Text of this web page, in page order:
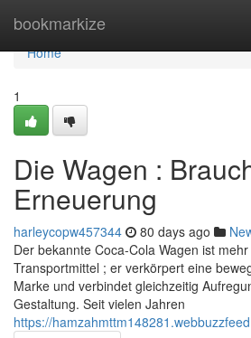
bookmarkize
Home
Home
1
Die Wagen :
Erneuerung
harleycopw457344 80 days ago
Der bekannte Coca-Cola Wagen ist
Transportmittel ; er verkörpert eine
Marke und verbindet gleichzeitig
Gestaltung. Seit vielen Jahren
https://